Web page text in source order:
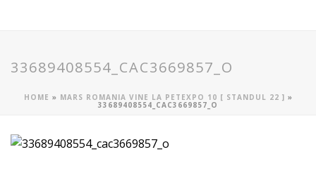
33689408554_CAC3669857_O
HOME » MARS ROMANIA VINE LA PETEXPO 10 [ STANDUL 22 ] »
33689408554_CAC3669857_O